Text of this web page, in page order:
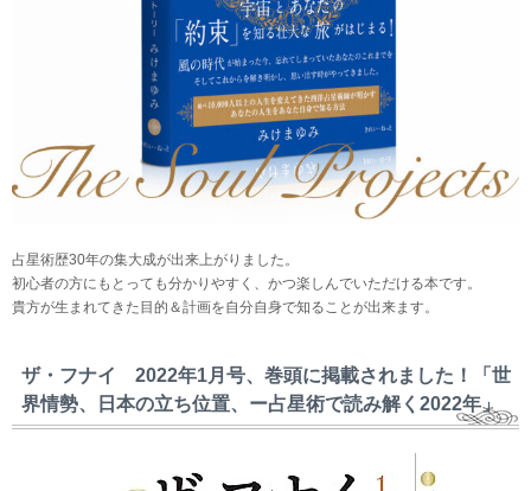
占星術歴30年の集大成が出来上がりました。
初心者の方にもとっても分かりやすく、かつ楽しんでいただける本です。
貴方が生まれてきた目的＆計画を自分自身で知ることが出来ます。
ザ・フナイ 2022年1月号、巻頭に掲載されました！「世
界情勢、日本の立ち位置、ー占星術で読み解く2022年」